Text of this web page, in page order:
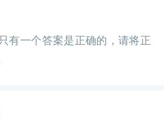
有一个答案是正确的，请将正